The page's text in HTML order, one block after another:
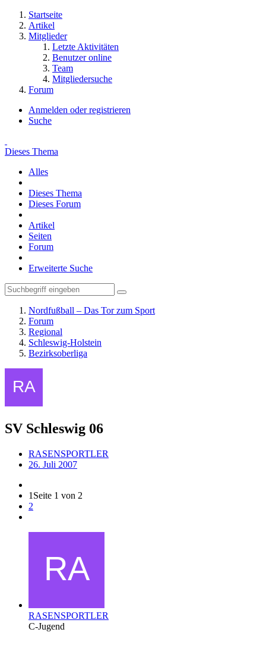
Startseite
Artikel
Mitglieder
Letzte Aktivitäten
Benutzer online
Team
Mitgliedersuche
Forum
Anmelden oder registrieren
Suche
Dieses Thema
Alles
Dieses Thema
Dieses Forum
Artikel
Seiten
Forum
Erweiterte Suche
Nordfußball – Das Tor zum Sport
Forum
Regional
Schleswig-Holstein
Bezirksoberliga
SV Schleswig 06
RASENSPORTLER
26. Juli 2007
1 Seite 1 von 2
2
RASENSPORTLER
C-Jugend